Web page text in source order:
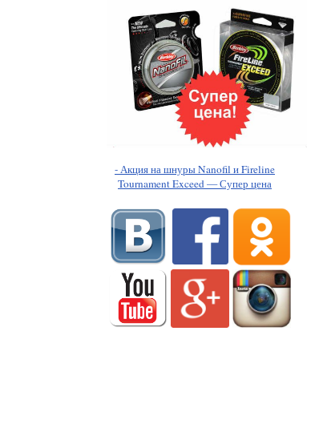
- Акция на шнуры Nanofil и Fireline
Tournament Exceed — Супер цена